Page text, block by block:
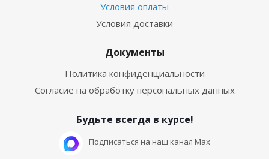
Условия оплаты
Условия доставки
Документы
Политика конфиденциальности
Согласие на обработку персональных данных
Будьте всегда в курсе!
Подписаться на наш канал Max